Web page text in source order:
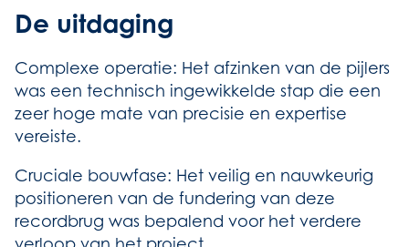
De uitdaging
Complexe operatie: Het afzinken van de pijlers
was een technisch ingewikkelde stap die een
zeer hoge mate van precisie en expertise
vereiste.
Cruciale bouwfase: Het veilig en nauwkeurig
positioneren van de fundering van deze
recordbrug was bepalend voor het verdere